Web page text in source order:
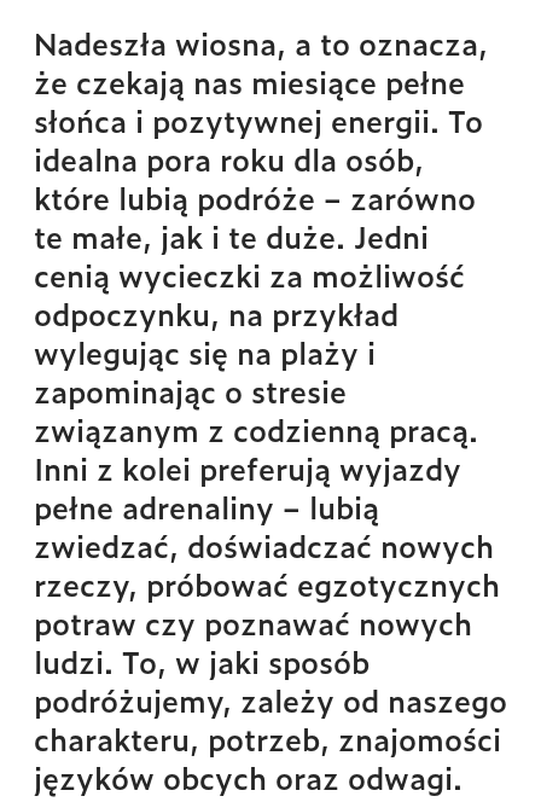
Nadeszła wiosna, a to oznacza,
że czekają nas miesiące pełne
słońca i pozytywnej energii. To
idealna pora roku dla osób,
które lubią podróże – zarówno
te małe, jak i te duże. Jedni
cenią wycieczki za możliwość
odpoczynku, na przykład
wylegując się na plaży i
zapominając o stresie
związanym z codzienną pracą.
Inni z kolei preferują wyjazdy
pełne adrenaliny – lubią
zwiedzać, doświadczać nowych
rzeczy, próbować egzotycznych
potraw czy poznawać nowych
ludzi. To, w jaki sposób
podróżujemy, zależy od naszego
charakteru, potrzeb, znajomości
języków obcych oraz odwagi.